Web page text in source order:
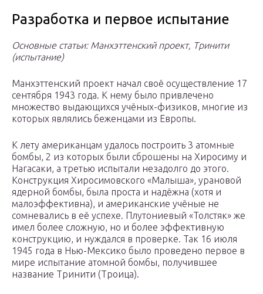
Разработка и первое испытание
Основные статьи: Манхэттенский проект, Тринити
(испытание)
Манхэттенский проект начал своё осуществление 17
сентября 1943 года. К нему было привлечено
множество выдающихся учёных-физиков, многие из
которых являлись беженцами из Европы.
К лету американцам удалось построить 3 атомные
бомбы, 2 из которых были сброшены на Хиросиму и
Нагасаки, а третью испытали незадолго до этого.
Конструкция Хиросимовского «Малыша», урановой
ядерной бомбы, была проста и надёжна (хотя и
малоэффективна), и американские учёные не
сомневались в её успехе. Плутониевый «Толстяк» же
имел более сложную, но и более эффективную
конструкцию, и нуждался в проверке. Так 16 июля
1945 года в Нью-Мексико было проведено первое в
мире испытание атомной бомбы, получившее
название Тринити (Троица).